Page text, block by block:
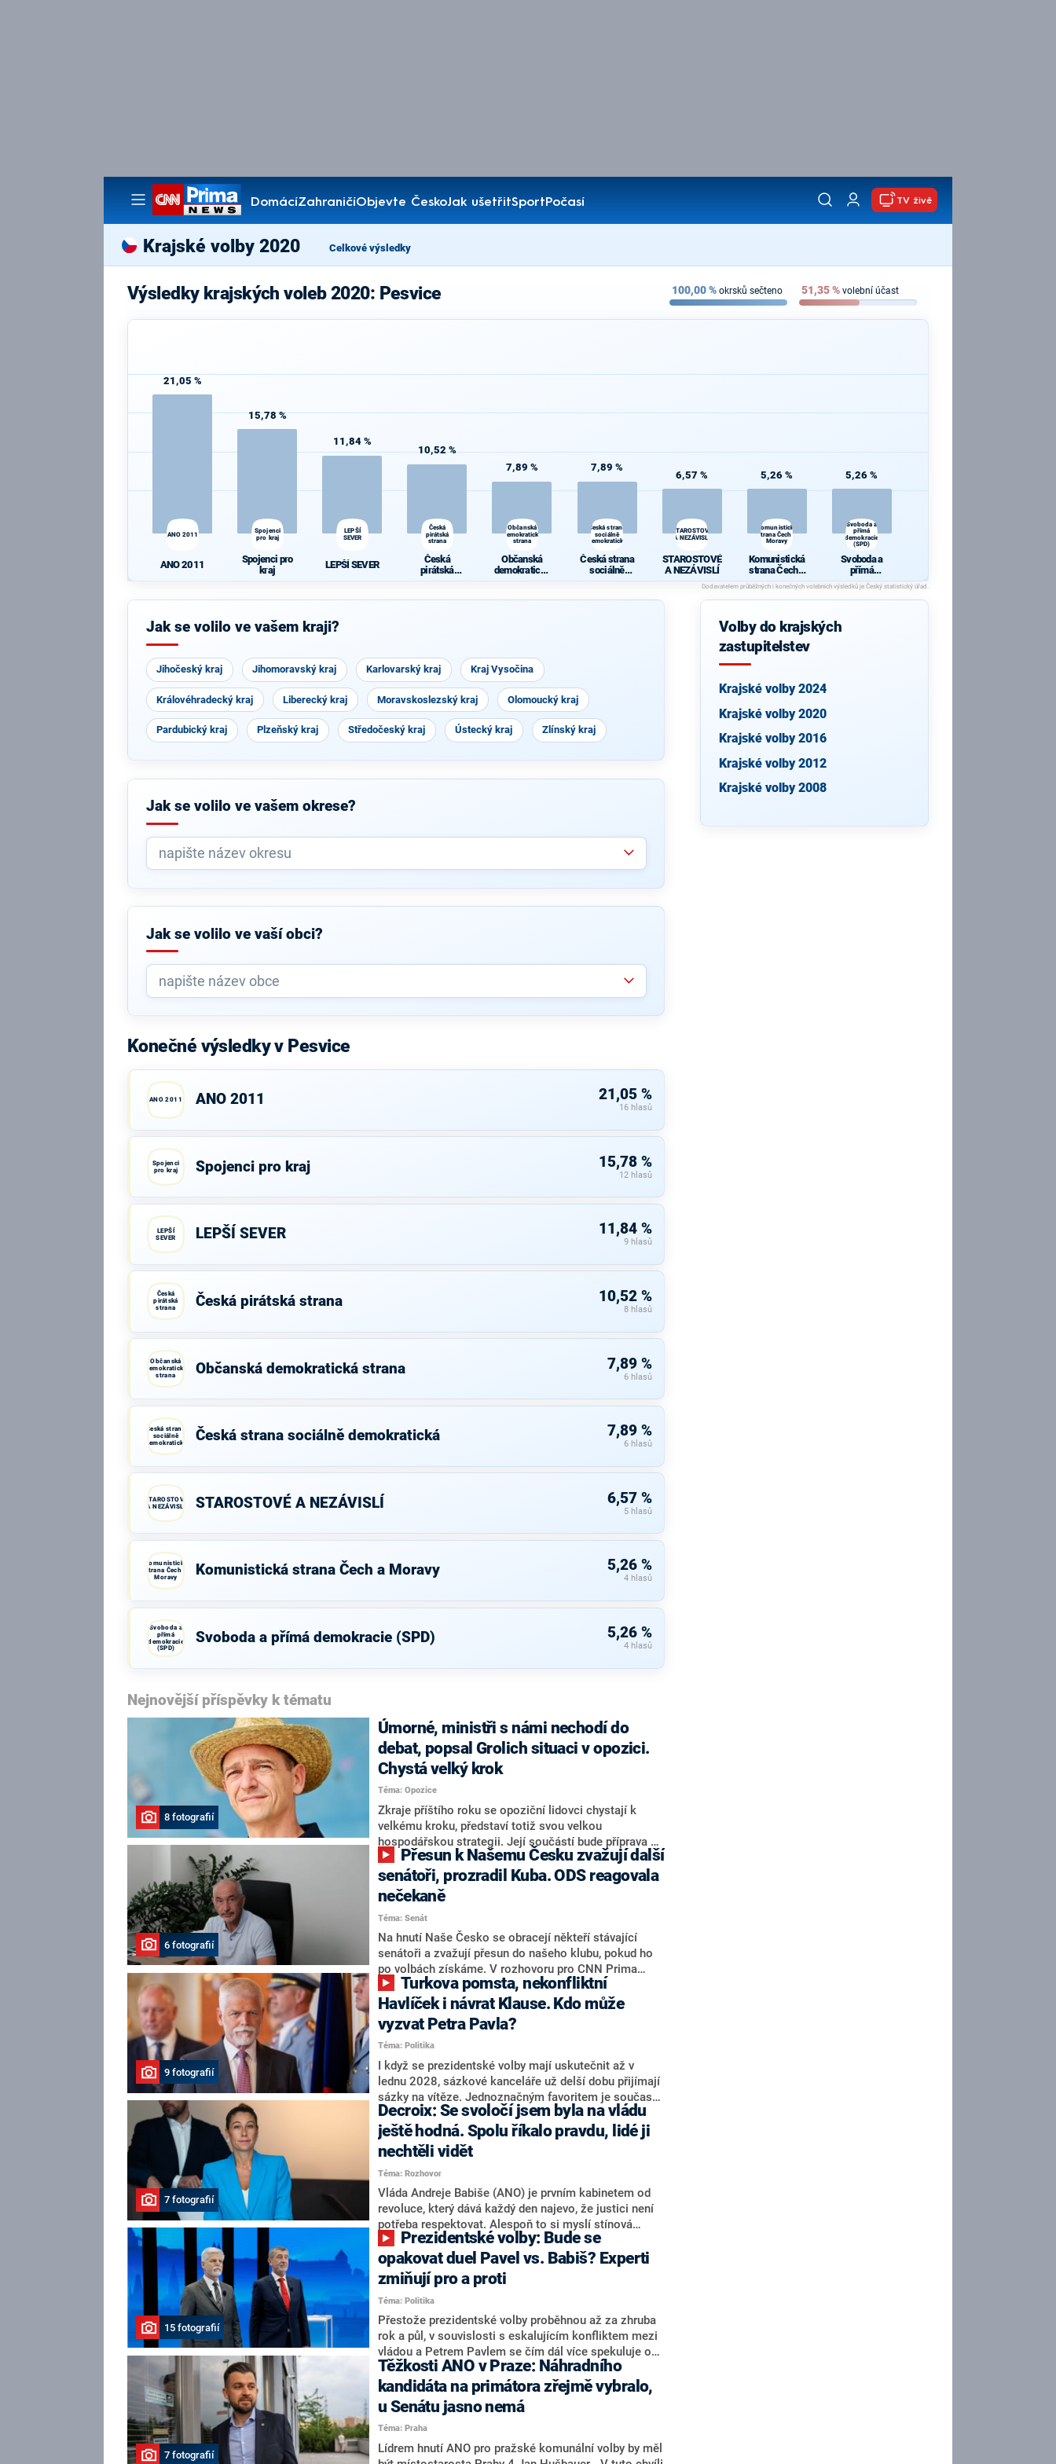
DomácíZahraničíObjevte ČeskoJak ušetřitSportPočasí
Pořady
TV živě
Krajské volby 2020 Celkové výsledky
Výsledky krajských voleb 2020: Pesvice 100,00% okrsků sečteno 51,35% volební účast
21,05 %
ANO 2011
ANO 2011
15,78 %
Spojenci
pro kraj
Spojenci pro
kraj
11,84 %
LEPŠÍ
SEVER
LEPŠÍ SEVER
10,52 %
Česká
pirátská
strana
Česká
pirátská
7,89 %
Občanská
demokratická
strana
Občanská
demokratická
7,89 %
Česká strana
sociálně
demokratická
Česká strana
sociálně
demokratická
6,57 %
STAROSTOVÉ
A NEZÁVISLÍ
STAROSTOVÉ
A NEZÁVISLÍ
5,26 %
Komunistická
strana Čech a
Moravy
Komunistická
strana Čech a
Moravy
5,26 %
Svoboda a
přímá
demokracie
(SPD)
Svoboda a
přímá
demokracie
(SPD)
Jak se volilo ve vašem kraji?
Jihočeský kraj Jihomoravský kraj Karlovarský kraj Kraj Vysočina
Královéhradecký kraj Liberecký kraj Moravskoslezský kraj Olomoucký kraj
Pardubický kraj Plzeňský kraj Středočeský kraj Ústecký kraj Zlínský kraj
Jak se volilo ve vašem okrese?
Jak se volilo ve vaší obci?
Konečné výsledky v Pesvice
ANO 2011 ANO 2011 21,05 %
16 hlasů
Spojenci
pro kraj
Spojenci pro kraj 15,78 %
12 hlasů
LEPŠÍ
SEVER
LEPŠÍ SEVER 11,84 %
9 hlasů
Česká
pirátská
strana
Česká pirátská strana 10,52 %
8 hlasů
Občanská
demokratická
strana
Občanská demokratická strana 7,89 %
6 hlasů
Česká strana
sociálně
demokratická
Česká strana sociálně demokratická 7,89 %
6 hlasů
STAROSTOVÉ
A NEZÁVISLÍ
STAROSTOVÉ A NEZÁVISLÍ 6,57 %
5 hlasů
Komunistická
strana Čech a
Moravy
Komunistická strana Čech a Moravy 5,26 %
4 hlasů
Svoboda a
přímá
demokracie
(SPD)
Svoboda a přímá demokracie (SPD) 5,26 %
4 hlasů
Nejnovější příspěvky k tématu
8 fotografií
Úmorné, ministři s námi nechodí do
debat, popsal Grolich situaci v opozici.
Chystá velký krok
Téma: Opozice
Zkraje příštího roku se opoziční lidovci chystají k
velkému kroku, představí totiž svou velkou
hospodářskou strategii. Její součástí bude příprava na
stárnutí populace, řekl ve středu na setkání s novináři
nový předseda lidovců Jan Grolich. Ten zároveň v
senátních volbách kandiduje ve Vyškově. Popsal i
aktivitu opozice, o níž vládní strany nebo političtí
komentátoři mluví jako o slabé a v defenzivě. „Je to
úmorná práce upozorňovat na chyby vlády. Ministři s
námi navíc nechodí do debat. Chceme ale ukazovat
svoje témata,“ odpověděl Grolich na dotaz CNN Prima
NEWS.
6 fotografií
senátoři, prozradil Kuba. ODS reagovala
nečekaně
Téma: Senát
Na hnutí Naše Česko se obracejí někteří stávající
senátoři a zvažují přesun do našeho klubu, pokud ho
po volbách získáme. V rozhovoru pro CNN Prima
NEWS to řekl zakladatel hnutí a jihočeský hejtman
Martin Kuba. Konkrétní nebyl, ale získat by takto mohl
například senátora Zdeňka Hrabu, který je dnes
součástí klubu ODS a TOP 09. Hraba to na dotaz
redakce nevyloučil. Předseda klubu senátorů ODS
Zdeněk Nytra redakci řekl, že počítá s odchodem
některých senátorů z klubu a že Naše Česko není
nepřítel, ale soupeř.
9 fotografií
Havlíček i návrat Klause. Kdo může
vyzvat Petra Pavla?
Téma: Politika
I když se prezidentské volby mají uskutečnit až v
lednu 2028, sázkové kanceláře už delší dobu přijímají
sázky na vítěze. Jednoznačným favoritem je současná
hlava státu Petr Pavel. Daleko za ním pak bookmakeři
zmiňují dva výrazné politiky ANO, tedy premiéra
Andreje Babiše a ministra průmyslu Karla Havlíčka.
Oblíbeným tipem samotných sázkařů je poslanec za
Motoristy Filip Turek. Politolog Jan Kubáček nicméně
o případné kandidatuře kohokoliv ze zmíněné trojice
značně pochybuje. Podle něj současná koalice dosud
nemá osobu, která by Pavlovi mohla konkurovat.
7 fotografií
Decroix: Se svoločí jsem byla na vládu
ještě hodná. Spolu říkalo pravdu, lidé ji
nechtěli vidět
Téma: Rozhovor
Vláda Andreje Babiše (ANO) je prvním kabinetem od
revoluce, který dává každý den najevo, že justici není
potřeba respektovat. Alespoň to si myslí stínová
ministryně spravedlnosti ODS Eva Decroix. V
rozhovoru pro CNN Prima NEWS si nebrala servítky
ohledně politického výkonu svého nástupce Jeronýma
Tejce (za ANO) či vládní zmocněnkyně pro lidská
práva Taťány Malé (ANO). Označením „svoloč“ na
adresu vlády prý byla ještě hodná. Decroix se také
vrátila k volební porážce koalice Spolu či promluvila o
hnutí Naše Česko Martina Kuby.
15 fotografií
opakovat duel Pavel vs. Babiš? Experti
zmiňují pro a proti
Téma: Politika
Přestože prezidentské volby proběhnou až za zhruba
rok a půl, v souvislosti s eskalujícím konfliktem mezi
vládou a Petrem Pavlem se čím dál více spekuluje o
tom, koho by do bitvy o Hrad mohla vyslat současná
koalice. Někteří političtí komentátoři znovu vytahují
jméno premiéra Andreje Babiše (ANO). Jak moc je
pravděpodobné, že se v prezidentských volbách 2028
bude znovu opakovat souboj z roku 2023?
7 fotografií
Těžkosti ANO v Praze: Náhradního
kandidáta na primátora zřejmě vybralo,
u Senátu jasno nemá
Téma: Praha
Lídrem hnutí ANO pro pražské komunální volby by měl
Volby do krajských
zastupitelstev
Krajské volby 2024
Krajské volby 2020
Krajské volby 2016
Krajské volby 2012
Krajské volby 2008